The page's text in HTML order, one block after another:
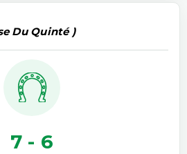
Du Quinté )
7 - 6